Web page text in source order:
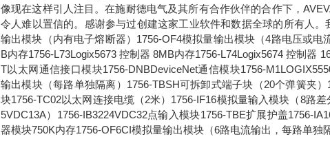
像现在这样引人注目。在施耐德电气及其所有合作伙伴的合作下，
令人难以置信的。感谢参与过创建这家工业软件和数据全球的所有人
输出模块（内有电子熔断器）1756-OF4模拟量输出模块（4路电压或电
B内存1756-L73Logix5673 控制器 8MB内存1756-L74Logix5674 控制器
T以太网通信接口模块1756-DNBDeviceNet通信模块1756-
输出模块（每路单独隔离）1756-TBSH可拆卸式端子块（20个弹簧夹
块1756-TC02以太网连接电缆（2米）1756-IF16模拟量输入模块（8路
5VDC13A）1756-IB3224VDC32点输入模块1756-TBE扩展护盖1756-
器模块750K内存1756-OF6CI模拟量输出模块（6路电流输出，每路单独